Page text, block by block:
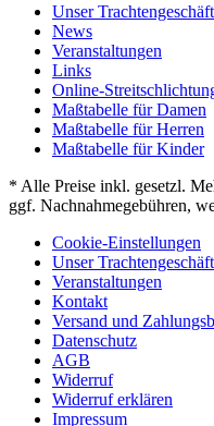
Unser
News
Veranstaltungen
Links
Online-
Maßtabelle für Damen
Maßtabelle für Herren
Maßtabelle für Kinder
* Alle Preise inkl. gesetzl.
ggf. Nachnahmegebühren,
Cookie-Einstellungen
Unser
Veranstaltungen
Kontakt
Versand und
Datenschutz
AGB
Widerruf
Widerruf erklären
Impressum